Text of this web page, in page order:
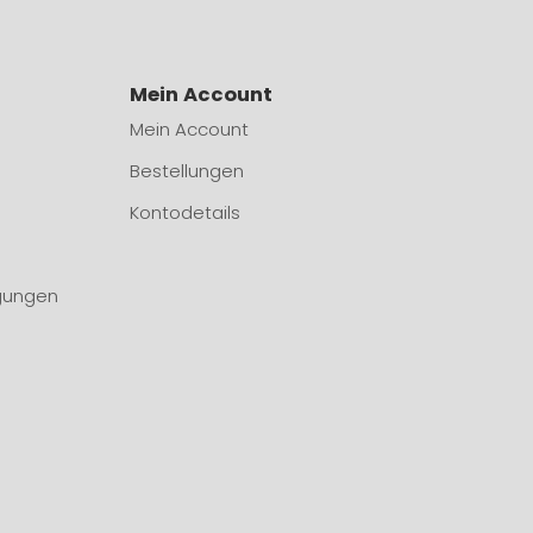
Mein Account
Mein Account
Bestellungen
Kontodetails